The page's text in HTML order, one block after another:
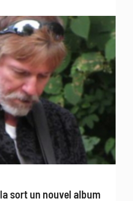
sort un nouvel album